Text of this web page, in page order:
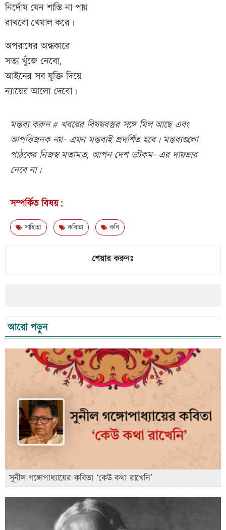
নির্দোষ যেন শাস্তি না পায়
রাখবো খেয়াল করে।
অপরাধের অন্ধকারে
সত্য খুঁজে নেবো,
আইনের সব যুক্তি দিয়ে
ন্যায়ের আলো দেবো।
মন্তব্য করুন # খবরের বিষয়বস্তুর সঙ্গে মিল আছে এবং
আপত্তিজনক নয়- এমন মন্তব্যই প্রদর্শিত হবে। মন্তব্যগুলো
পাঠকের নিজস্ব মতামত, আপন দেশ ডটকম- এর দায়ভার
নেবে না।
সম্পর্কিত বিষয়:
সাহিত্য কবিতা কবি
শেয়ার করুনঃ
আরো পড়ুন
সুনীল গঙ্গোপাধ্যায়ের কবিতা ‘কেউ কথা রাখেনি’